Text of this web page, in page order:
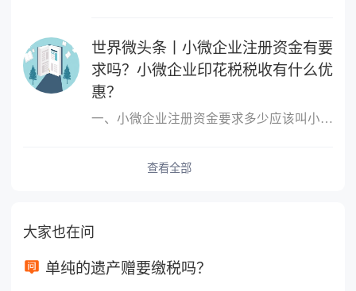
世界微头条丨小微企业注册资金有要
求吗？小微企业印花税税收有什么优
惠？
一、小微企业注册资金要求多少应该叫小微企业，小微企业的概念跟注
查看全部
大家也在问
单纯的遗产赠要缴税吗？